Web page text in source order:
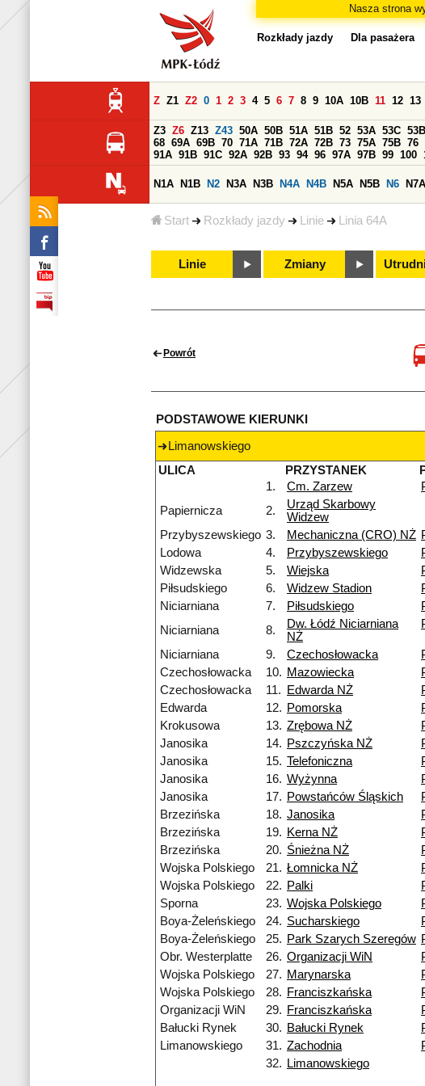
Nasza strona
Start Rozkłady jazdy Linie Linia 64A
Rozkłady jazdy Dla pasażera
Z Z1 Z2 0 1 2 3 4 5 6 7 8 9 10A 10B 11 12 13
Z3 Z6 Z13 Z43 50A 50B 51A 51B 52 53A 53C 53B
68 69A 69B 70 71A 71B 72A 72B 73 75A 75B 76
91A 91B 91C 92A 92B 93 94 96 97A 97B 99 100
N1A N1B N2 N3A N3B N4A N4B N5A N5B N6 N7A
Linie Zmiany
Powrót
PODSTAWOWE KIERUNKI
Limanowskiego
ULICA
PRZYSTANEK
1.
Cm. Zarzew
Papiernicza
2.
Urząd Skarbowy
Widzew
Przybyszewskiego 3. Mechaniczna (CRO) NŻ
Lodowa
4. Przybyszewskiego
Widzewska
5. Wiejska
Piłsudskiego
6. Widzew Stadion
Niciarniana
7. Piłsudskiego
Niciarniana
8.
Dw. Łódź Niciarniana
NŻ
Niciarniana 9. Czechosłowacka
Czechosłowacka
10. Mazowiecka
Czechosłowacka
11. Edwarda NŻ
Edwarda
12. Pomorska
Krokusowa
13. Zrębowa NŻ
Janosika
14. Pszczyńska NŻ
Janosika
15. Telefoniczna
Janosika
16. Wyżynna
Janosika
17. Powstańców Śląskich
Brzezińska
18. Janosika
Brzezińska
19. Kerna NŻ
Brzezińska
20. Śnieżna NŻ
Wojska Polskiego
21. Łomnicka NŻ
Wojska Polskiego
22. Palki
Sporna
23. Wojska Polskiego
Boya-Żeleńskiego
24. Sucharskiego
Boya-Żeleńskiego
25. Park Szarych Szeregów
Obr. Westerplatte
26. Organizacji WiN
Wojska Polskiego
27. Marynarska
Wojska Polskiego
28. Franciszkańska
Organizacji WiN
29. Franciszkańska
Bałucki Rynek
30. Bałucki Rynek
Limanowskiego
31. Zachodnia
32.
Limanowskiego